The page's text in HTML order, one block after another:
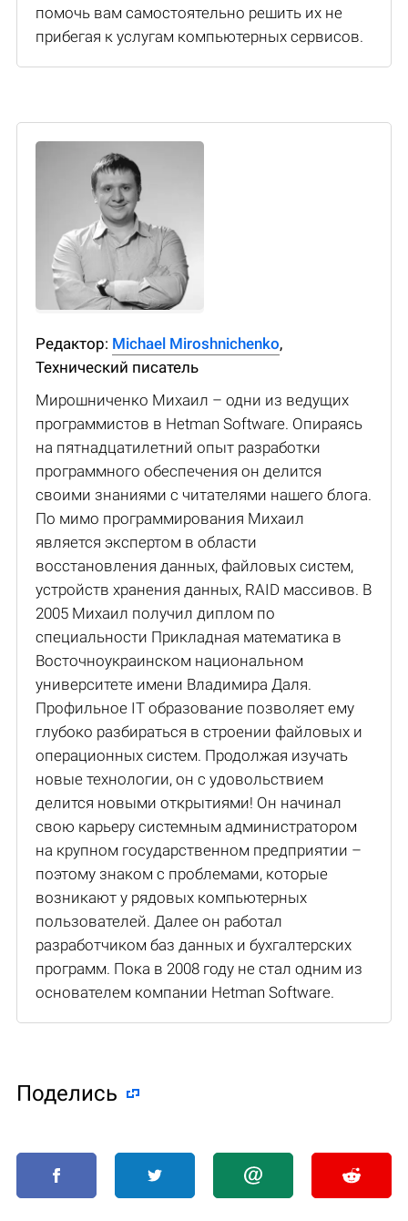
помочь вам самостоятельно решить их не
прибегая к услугам компьютерных сервисов.
Редактор: Michael Miroshnichenko,
Технический писатель
Мирошниченко Михаил – одни из ведущих
программистов в Hetman Software. Опираясь
на пятнадцатилетний опыт разработки
программного обеспечения он делится
своими знаниями с читателями нашего блога.
По мимо программирования Михаил
является экспертом в области
восстановления данных, файловых систем,
устройств хранения данных, RAID массивов. В
2005 Михаил получил диплом по
специальности Прикладная математика в
Восточноукраинском национальном
университете имени Владимира Даля.
Профильное IT образование позволяет ему
глубоко разбираться в строении файловых и
операционных систем. Продолжая изучать
новые технологии, он с удовольствием
делится новыми открытиями! Он начинал
свою карьеру системным администратором
на крупном государственном предприятии –
поэтому знаком с проблемами, которые
возникают у рядовых компьютерных
пользователей. Далее он работал
разработчиком баз данных и бухгалтерских
программ. Пока в 2008 году не стал одним из
основателем компании Hetman Software.
Поделиcь